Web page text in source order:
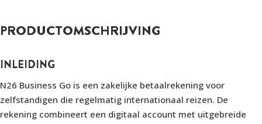
PRODUCTOMSCHRIJVING
INLEIDING
N26 Business Go is een zakelijke betaalrekening voor
zelfstandigen die regelmatig internationaal reizen. De
rekening combineert een digitaal account met uitgebreide